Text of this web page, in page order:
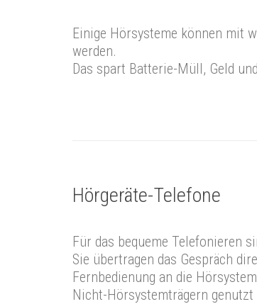
Einige Hörsysteme können mit
werden.
Das spart Batterie-Müll, Geld
Hörgeräte-Telefone
Für das bequeme Telefonieren
Sie übertragen das Gespräch
Fernbedienung an die
Nicht-Hörsystemträgern genutzt